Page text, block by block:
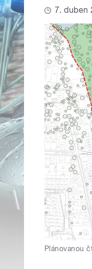
7. duben
Plánovanou